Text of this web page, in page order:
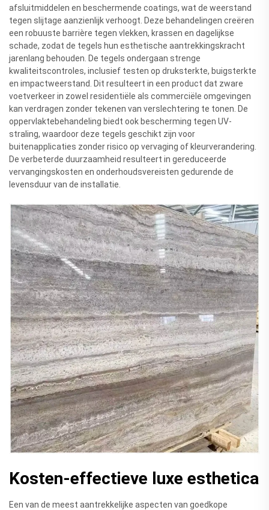
afsluitmiddelen en beschermende coatings, wat de weerstand
tegen slijtage aanzienlijk verhoogt. Deze behandelingen creëren
een robuuste barrière tegen vlekken, krassen en dagelijkse
schade, zodat de tegels hun esthetische aantrekkingskracht
jarenlang behouden. De tegels ondergaan strenge
kwaliteitscontroles, inclusief testen op druksterkte, buigsterkte
en impactweerstand. Dit resulteert in een product dat zware
voetverkeer in zowel residentiële als commerciële omgevingen
kan verdragen zonder tekenen van verslechtering te tonen. De
oppervlaktebehandeling biedt ook bescherming tegen UV-
straling, waardoor deze tegels geschikt zijn voor
buitenapplicaties zonder risico op vervaging of kleurverandering.
De verbeterde duurzaamheid resulteert in gereduceerde
vervangingskosten en onderhoudsvereisten gedurende de
levensduur van de installatie.
Kosten-effectieve luxe esthetica
Een van de meest aantrekkelijke aspecten van goedkope